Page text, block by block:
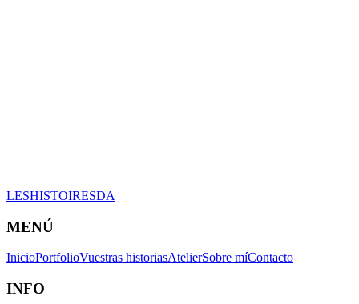
LESHISTOIRESDA
MENÚ
InicioPortfolioVuestras historiasAtelierSobre míContacto
INFO